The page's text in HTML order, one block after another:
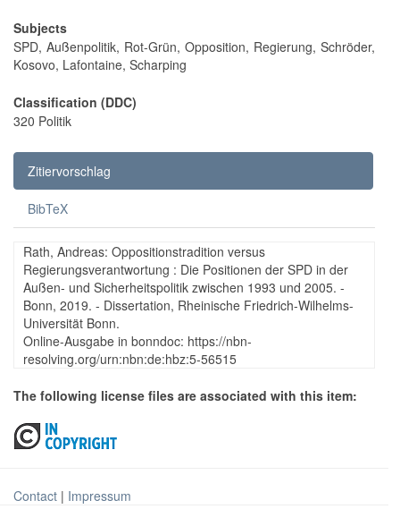
Subjects
SPD, Außenpolitik, Rot-Grün, Opposition, Regierung, Schröder,
Kosovo, Lafontaine, Scharping
Classification (DDC)
320 Politik
Zitiervorschlag
BibTeX
Rath, Andreas: Oppositionstradition versus
Regierungsverantwortung : Die Positionen der SPD in der
Außen- und Sicherheitspolitik zwischen 1993 und 2005. -
Bonn, 2019. - Dissertation, Rheinische Friedrich-Wilhelms-
Universität Bonn.
Online-Ausgabe in bonndoc: https://nbn-
resolving.org/urn:nbn:de:hbz:5-56515
The following license files are associated with this item:
Contact | Impressum